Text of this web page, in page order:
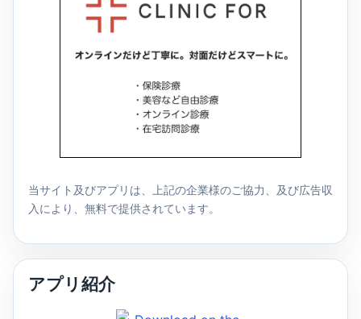
当サイト及びアプリは、上記の企業様のご協力、及び広告収
入により、無料で提供されています。
アプリ紹介